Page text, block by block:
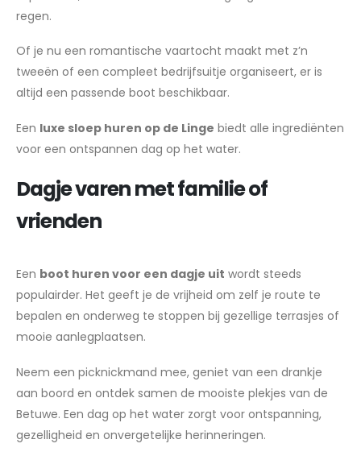
regen.
Of je nu een romantische vaartocht maakt met z’n
tweeën of een compleet bedrijfsuitje organiseert, er is
altijd een passende boot beschikbaar.
Een luxe sloep huren op de Linge biedt alle ingrediënten
voor een ontspannen dag op het water.
Dagje varen met familie of
vrienden
Een boot huren voor een dagje uit wordt steeds
populairder. Het geeft je de vrijheid om zelf je route te
bepalen en onderweg te stoppen bij gezellige terrasjes of
mooie aanlegplaatsen.
Neem een picknickmand mee, geniet van een drankje
aan boord en ontdek samen de mooiste plekjes van de
Betuwe. Een dag op het water zorgt voor ontspanning,
gezelligheid en onvergetelijke herinneringen.